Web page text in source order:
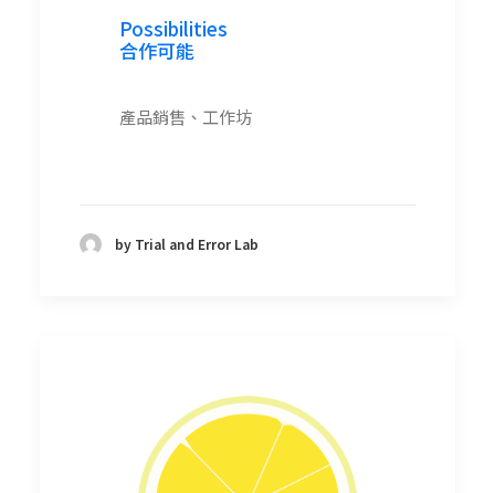
Possibilities
合作可能
產品銷售、工作坊
by Trial and Error Lab